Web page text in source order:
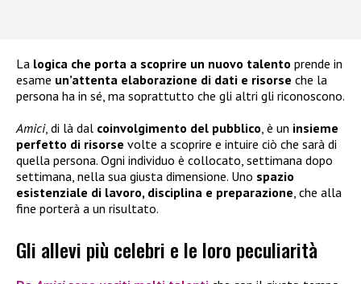
La logica che porta a scoprire un nuovo talento prende in
esame un’attenta elaborazione di dati e risorse che la
persona ha in sé, ma soprattutto che gli altri gli riconoscono.
Amici, di là dal coinvolgimento del pubblico, è un insieme
perfetto di risorse volte a scoprire e intuire ciò che sarà di
quella persona. Ogni individuo è collocato, settimana dopo
settimana, nella sua giusta dimensione. Uno spazio
esistenziale di lavoro, disciplina e preparazione, che alla
fine porterà a un risultato.
Gli allevi più celebri e le loro peculiarità